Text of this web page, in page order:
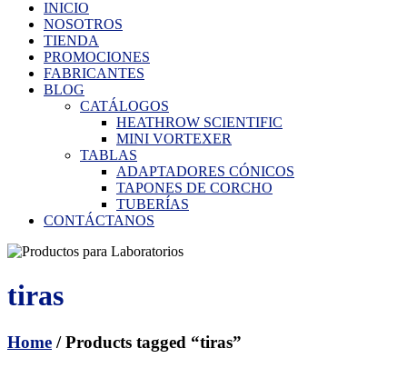
INICIO
NOSOTROS
TIENDA
PROMOCIONES
FABRICANTES
BLOG
CATÁLOGOS
HEATHROW SCIENTIFIC
MINI VORTEXER
TABLAS
ADAPTADORES CÓNICOS
TAPONES DE CORCHO
TUBERÍAS
CONTÁCTANOS
tiras
Home / Products tagged “tiras”